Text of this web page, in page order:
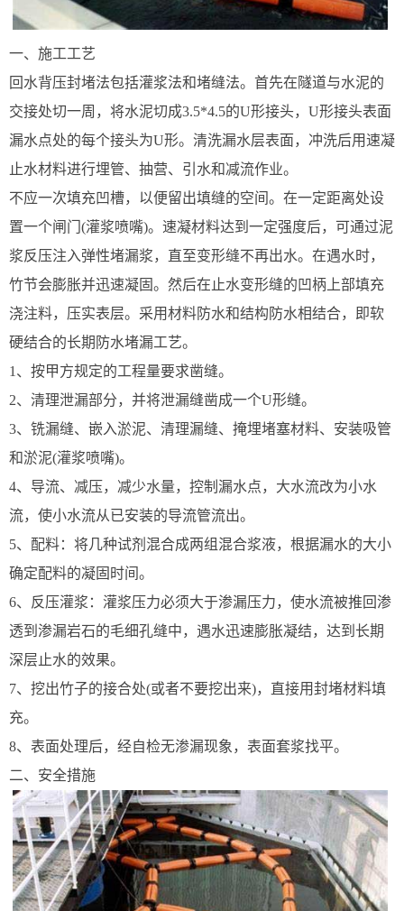
一、施工工艺
回水背压封堵法包括灌浆法和堵缝法。首先在隧道与水泥的
交接处切一周，将水泥切成3.5*4.5的U形接头，U形接头表面
漏水点处的每个接头为U形。清洗漏水层表面，冲洗后用速凝
止水材料进行埋管、抽营、引水和减流作业。
不应一次填充凹槽，以便留出填缝的空间。在一定距离处设
置一个闸门(灌浆喷嘴)。速凝材料达到一定强度后，可通过泥
浆反压注入弹性堵漏浆，直至变形缝不再出水。在遇水时，
竹节会膨胀并迅速凝固。然后在止水变形缝的凹柄上部填充
浇注料，压实表层。采用材料防水和结构防水相结合，即软
硬结合的长期防水堵漏工艺。
1、按甲方规定的工程量要求凿缝。
2、清理泄漏部分，并将泄漏缝凿成一个U形缝。
3、铣漏缝、嵌入淤泥、清理漏缝、掩埋堵塞材料、安装吸管
和淤泥(灌浆喷嘴)。
4、导流、减压，减少水量，控制漏水点，大水流改为小水
流，使小水流从已安装的导流管流出。
5、配料：将几种试剂混合成两组混合浆液，根据漏水的大小
确定配料的凝固时间。
6、反压灌浆：灌浆压力必须大于渗漏压力，使水流被推回渗
透到渗漏岩石的毛细孔缝中，遇水迅速膨胀凝结，达到长期
深层止水的效果。
7、挖出竹子的接合处(或者不要挖出来)，直接用封堵材料填
充。
8、表面处理后，经自检无渗漏现象，表面套浆找平。
二、安全措施